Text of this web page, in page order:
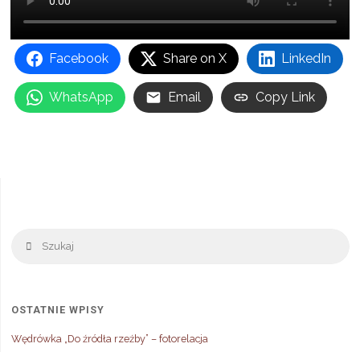
Facebook Share on X LinkedIn
WhatsApp Email Copy Link
Szukaj
OSTATNIE WPISY
Wędrówka „Do źródła rzeźby” – fotorelacja